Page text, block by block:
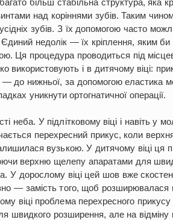
більш стабільна структура, яка
над коріннями зубів. Таким
зубів. З їх допомогою часто
Єдиний недолік — їх кріплення, яким
Ця процедура проводиться під
використовують і в дитячому віці:
— до нижньої, за допомогою еластика
уникнути ортогнатичної операції.
неба. У підлітковому віці і навіть у
перехресний прикус, коли
вузькою. У дитячому віці ця
верхню щелепу апаратами для
У дорослому віці цей шов вже
— замість того, щоб розширювалася
віці проблема перехресного
швидкого розширення, але на відміну